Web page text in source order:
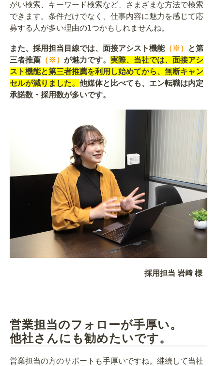
がい検索、キーワード検索など、さまざまな方法で検索
できます。条件だけでなく、仕事内容に魅力を感じて応
募する人が多い理由の1つかもしれませんね。
また、採用担当目線では、面接アシスト機能（※）
と第
三者推薦 （※） が魅力です。 実際、当社では、面接アシ
スト機能と第三者推薦を利用し始めてから、無断キャン
セルが減りました。 他媒体と比べても、エン転職は内定
承諾数・採用数が多いです。
採用担当 岩﨑 様
営業担当のフォローが手厚い。
他社さんにも勧めたいです。
営業担当の方のサポートも手厚いですね。継続して当社